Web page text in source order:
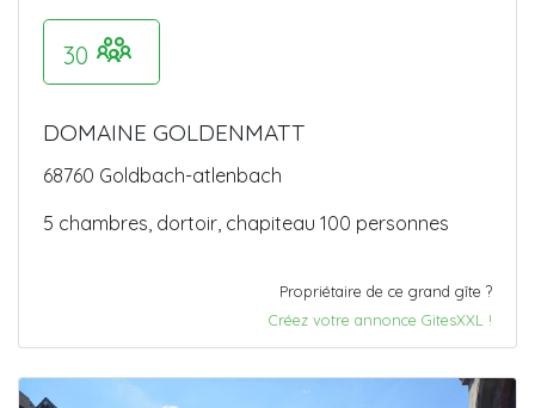
30
DOMAINE GOLDENMATT
68760 Goldbach-atlenbach
5 chambres, dortoir, chapiteau 100 personnes
Propriétaire de ce grand gîte ?
Créez votre annonce GitesXXL !